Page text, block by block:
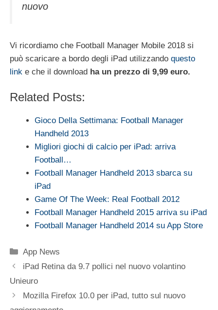
nuovo
Vi ricordiamo che Football Manager Mobile 2018 si
può scaricare a bordo degli iPad utilizzando questo
link e che il download ha un prezzo di 9,99 euro.
Related Posts:
Gioco Della Settimana: Football Manager
Handheld 2013
Migliori giochi di calcio per iPad: arriva
Football…
Football Manager Handheld 2013 sbarca su
iPad
Game Of The Week: Real Football 2012
Football Manager Handheld 2015 arriva su iPad
Football Manager Handheld 2014 su App Store
Categorie
App News
iPad Retina da 9.7 pollici nel nuovo volantino
Unieuro
Mozilla Firefox 10.0 per iPad, tutto sul nuovo